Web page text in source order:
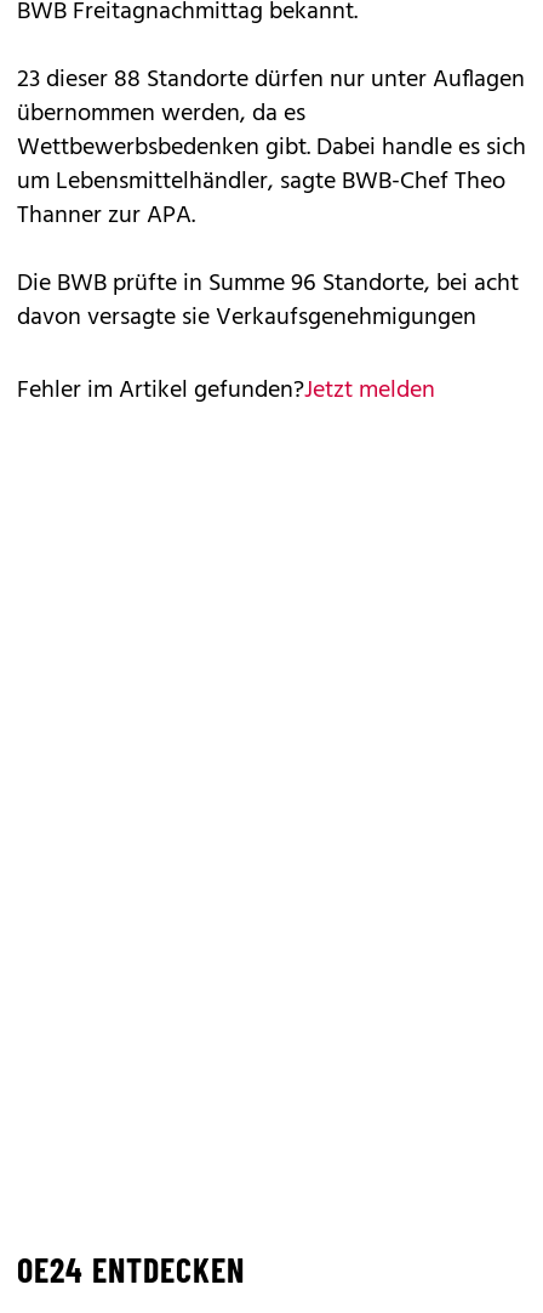
BWB Freitagnachmittag bekannt.
23 dieser 88 Standorte dürfen nur unter Auflagen
übernommen werden, da es
Wettbewerbsbedenken gibt. Dabei handle es sich
um Lebensmittelhändler, sagte BWB-Chef Theo
Thanner zur APA.
Die BWB prüfte in Summe 96 Standorte, bei acht
davon versagte sie Verkaufsgenehmigungen
Fehler im Artikel gefunden?Jetzt melden
OE24 ENTDECKEN